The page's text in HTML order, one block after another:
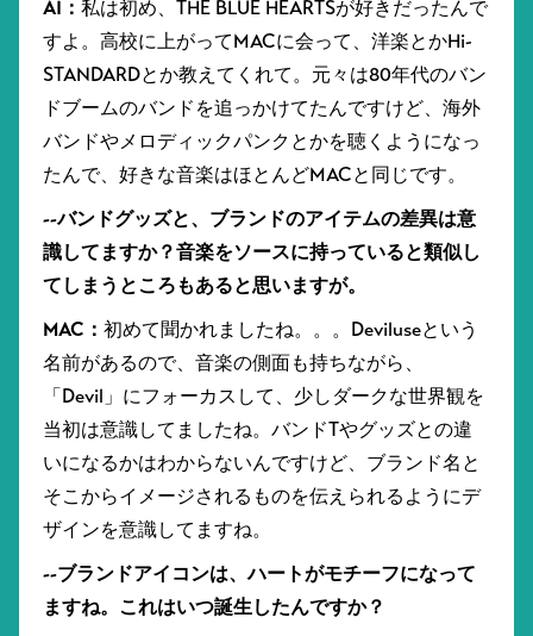
AI： 私は初め、THE BLUE HEARTSが好きだったんで
すよ。高校に上がってMACに会って、洋楽とかHi-
STANDARDとか教えてくれて。元々は80年代のバン
ドブームのバンドを追っかけてたんですけど、海外
バンドやメロディックパンクとかを聴くようになっ
たんで、好きな音楽はほとんどMACと同じです。
--バンドグッズと、ブランドのアイテムの差異は意
識してますか？音楽をソースに持っていると類似し
てしまうところもあると思いますが。
MAC： 初めて聞かれましたね。。。Deviluseという
名前があるので、音楽の側面も持ちながら、
「Devil」にフォーカスして、少しダークな世界観を
当初は意識してましたね。バンドTやグッズとの違
いになるかはわからないんですけど、ブランド名と
そこからイメージされるものを伝えられるようにデ
ザインを意識してますね。
--ブランドアイコンは、ハートがモチーフになって
ますね。これはいつ誕生したんですか？